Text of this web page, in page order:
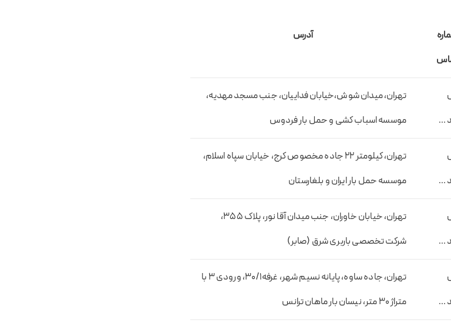
آدرس
…
تهران، میدان شوش،خیابان فداییان، جنب مسجد مهدیه،
موسسه اسباب کشی و حمل بار فردوس
…
تهران، کیلومتر 22 جاده مخصوص کرج، خیابان سپاه اسلام،
موسسه حمل بار ایران و بلغارستان
…
تهران، خیابان خاوران، جنب میدان آقا نور، پلاک 355،
شرکت تخصصی باربری شرق (صابر)
…
تهران، جاده ساوه، پایانه نسیم شهر، غرفه30/1، ورودی 3 با
متراژ 30 متر، نیسان بار ماهان ترانس